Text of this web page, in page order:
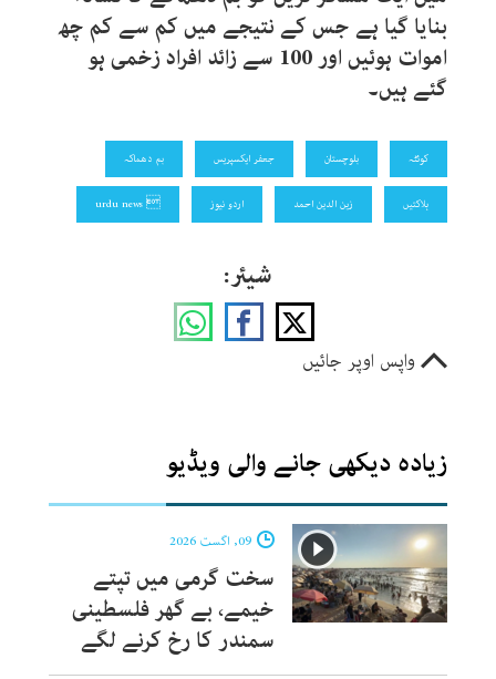
بنایا گیا ہے جس کے نتیجے میں کم سے کم چھ
اموات ہوئیں اور 100 سے زائد افراد زخمی ہو
گئے ہیں۔
کوئٹہ بلوچستان جعفر ایکسپریس بم دھماکہ
ہلاکتیں زین الدین احمد اردو نیوز  urdu news
شیئر:
واپس اوپر جائیں
زیادہ دیکھی جانے والی ویڈیو
09, اگست 2026
سخت گرمی میں تپتے
خیمے، بے گھر فلسطینی
سمندر کا رخ کرنے لگے